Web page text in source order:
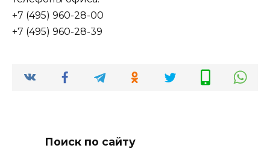
+7 (495) 960-28-00
+7 (495) 960-28-39
Поиск по сайту